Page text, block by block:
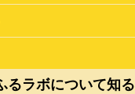
るラボについて知る